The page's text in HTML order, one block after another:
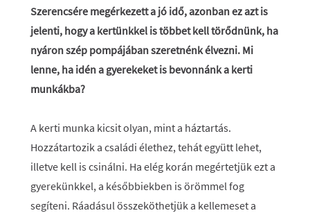
Szerencsére megérkezett a jó idő, azonban ez azt is
jelenti, hogy a kertünkkel is többet kell törődnünk, ha
nyáron szép pompájában szeretnénk élvezni. Mi
lenne, ha idén a gyerekeket is bevonnánk a kerti
munkákba?
A kerti munka kicsit olyan, mint a háztartás.
Hozzátartozik a családi élethez, tehát együtt lehet,
illetve kell is csinálni. Ha elég korán megértetjük ezt a
gyerekünkkel, a későbbiekben is örömmel fog
segíteni. Ráadásul összeköthetjük a kellemeset a